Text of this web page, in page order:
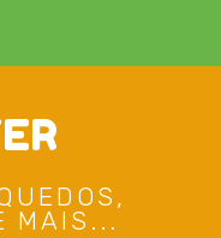
MAIS...